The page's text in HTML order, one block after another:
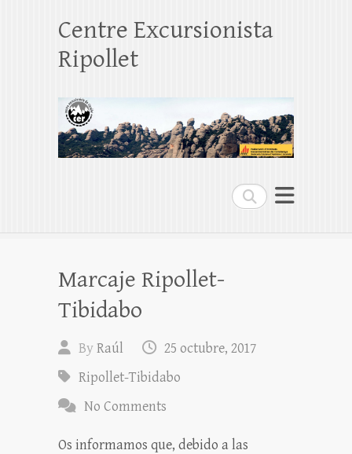
Search
Centre Excursionista
Ripollet
Marcaje Ripollet-
Tibidabo
ByRaúl
25 octubre, 2017
Ripollet-Tibidabo
No Comments
Os informamos que, debido a las